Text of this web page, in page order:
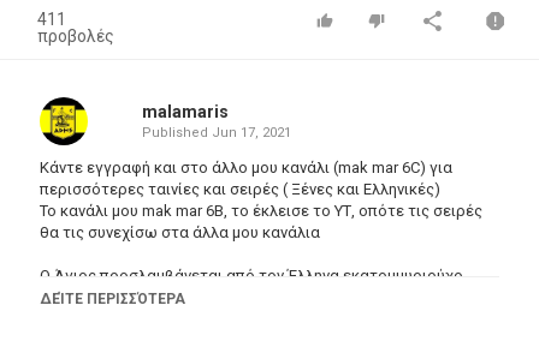
411
προβολές
malamaris
Published Jun 17, 2021
Κάντε εγγραφή και στο άλλο μου κανάλι (mak mar 6C) για
περισσότερες ταινίες και σειρές ( Ξένες και Ελληνικές)
Το κανάλι μου mak mar 6B, το έκλεισε το ΥΤ, οπότε τις σειρές
θα τις συνεχίσω στα άλλα μου κανάλια
Ο Άγιος προσλαμβάνεται από τον Έλληνα εκατομμυριούχο
Ευγένιο Πάτροκλο για να εντοπίσει τον άνθρωπο που τον
ΔΕΊΤΕ ΠΕΡΙΣΣΌΤΕΡΑ